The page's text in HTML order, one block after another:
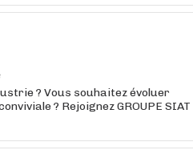
? Vous souhaitez évoluer
? Rejoignez GROUPE SIAT